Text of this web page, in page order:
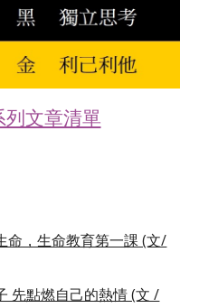
文章清單
命，生命教育第一課 (文/
先點燃自己的熱情 (文 /